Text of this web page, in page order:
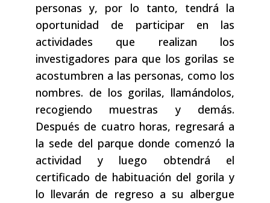
personas y, por lo tanto, tendrá la
oportunidad de participar en las
actividades que realizan los
investigadores para que los gorilas se
acostumbren a las personas, como los
nombres. de los gorilas, llamándolos,
recogiendo muestras y demás.
Después de cuatro horas, regresará a
la sede del parque donde comenzó la
actividad y luego obtendrá el
certificado de habituación del gorila y
lo llevarán de regreso a su albergue